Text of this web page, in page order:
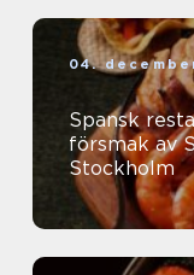
04.
Spansk
försmak av
Stockholm